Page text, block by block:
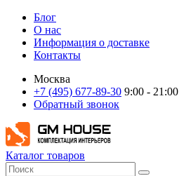
Блог
О нас
Информация о доставке
Контакты
Москва
+7 (495) 677-89-30 9:00 - 21:00
Обратный звонок
Каталог товаров